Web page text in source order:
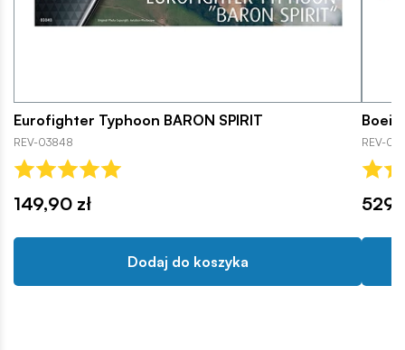
Eurofighter Typhoon BARON SPIRIT
REV-03848
149,90 zł
Dodaj do koszyka
REV-